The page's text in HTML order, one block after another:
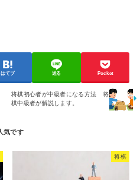
はてブ 送る Pocket
将棋初心者が中級者になる方法 将
棋中級者が解説します。
将棋